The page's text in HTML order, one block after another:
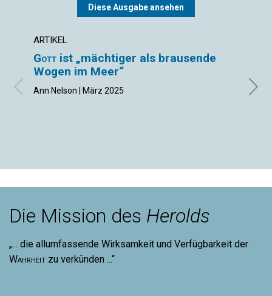
Diese Ausgabe ansehen
ARTIKEL
Gott ist „mächtiger als brausende
Wogen im Meer“
Ann Nelson | März 2025
Emra
Die Mission des Herolds
„... die allumfassende Wirksamkeit und Verfügbarkeit der
Wahrheit zu verkünden ...“